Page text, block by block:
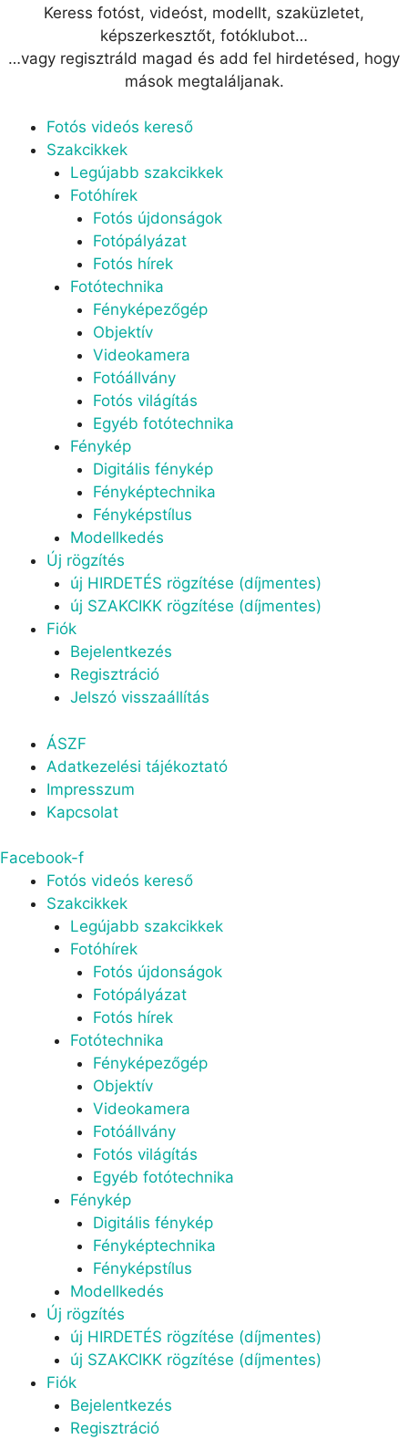
Keress fotóst, videóst, modellt, szaküzletet,
képszerkesztőt, fotóklubot…
…vagy regisztráld magad és add fel hirdetésed, hogy
mások megtaláljanak.
Menu
Fotós videós kereső
Szakcikkek
Legújabb szakcikkek
Fotóhírek
Fotós újdonságok
Fotópályázat
Fotós hírek
Fotótechnika
Fényképezőgép
Objektív
Videokamera
Fotóállvány
Fotós világítás
Egyéb fotótechnika
Fénykép
Digitális fénykép
Fényképtechnika
Fényképstílus
Modellkedés
Új rögzítés
új HIRDETÉS rögzítése (díjmentes)
új SZAKCIKK rögzítése (díjmentes)
Fiók
Bejelentkezés
Regisztráció
Jelszó visszaállítás
Menu
ÁSZF
Adatkezelési tájékoztató
Impresszum
Kapcsolat
Facebook-f
Menu
Fotós videós kereső
Szakcikkek
Legújabb szakcikkek
Fotóhírek
Fotós újdonságok
Fotópályázat
Fotós hírek
Fotótechnika
Fényképezőgép
Objektív
Videokamera
Fotóállvány
Fotós világítás
Egyéb fotótechnika
Fénykép
Digitális fénykép
Fényképtechnika
Fényképstílus
Modellkedés
Új rögzítés
új HIRDETÉS rögzítése (díjmentes)
új SZAKCIKK rögzítése (díjmentes)
Fiók
Bejelentkezés
Regisztráció